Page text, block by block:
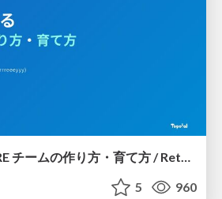
もう一度考える SRE チームの作り方・育て方 / Rethinking SRE #1: Building and Growing SRE Teams
5 960